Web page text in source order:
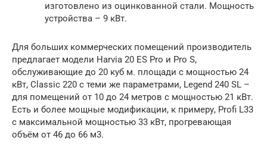
изготовлено из оцинкованной стали. Мощность
устройства – 9 кВт.
Для больших коммерческих помещений производитель
предлагает модели Harvia 20 ES Pro и Pro S,
обслуживающие до 20 куб м. площади с мощностью 24
кВт, Classic 220 с теми же параметрами, Legend 240 SL –
для помещений от 10 до 24 метров с мощностью 21 кВт.
Есть и более мощные модификации, к примеру, Profi L33
с максимальной мощностью 33 кВт, прогревающая
объём от 46 до 66 м3.